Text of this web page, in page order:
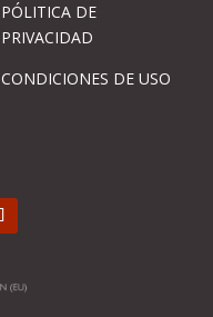
PÓLITICA DE
PRIVACIDAD
CONDICIONES DE USO